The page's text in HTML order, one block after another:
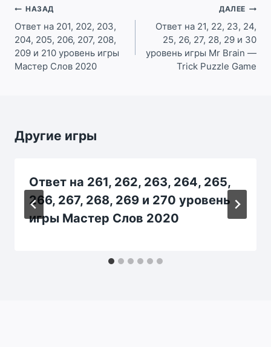
Навигация
по
записям
НАЗАД
Ответ на 201, 202, 203,
204, 205, 206, 207, 208,
209 и 210 уровень игры
Мастер Слов 2020
ДАЛЕЕ
Ответ на 21, 22, 23, 24,
25, 26, 27, 28, 29 и 30
уровень игры Mr Brain —
Trick Puzzle Game
Другие игры
Ответ на 261, 262, 263, 264, 265,
266, 267, 268, 269 и 270 уровень
игры Мастер Слов 2020